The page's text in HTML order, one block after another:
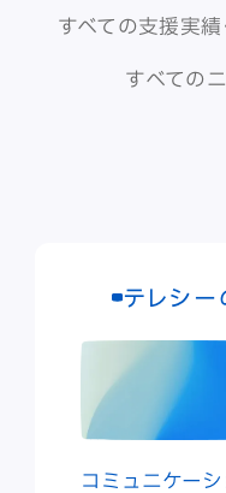
すべての支援実績
すべての
テレシー
コミュニケー